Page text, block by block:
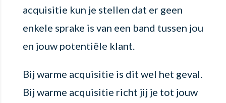
acquisitie kun je stellen dat er geen
enkele sprake is van een band tussen jou
en jouw potentiële klant.
Bij warme acquisitie is dit wel het geval.
Bij warme acquisitie richt jij je tot jouw